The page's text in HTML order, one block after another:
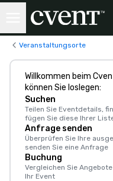
Veranstaltungsorte
Willkommen beim
können Sie loslegen:
Suchen
Teilen Sie Eventdetails,
fügen Sie diese Ihrer
Anfrage senden
Überprüfen Sie Ihre
senden Sie eine Anfrage
Buchung
Vergleichen Sie
Ihr Event